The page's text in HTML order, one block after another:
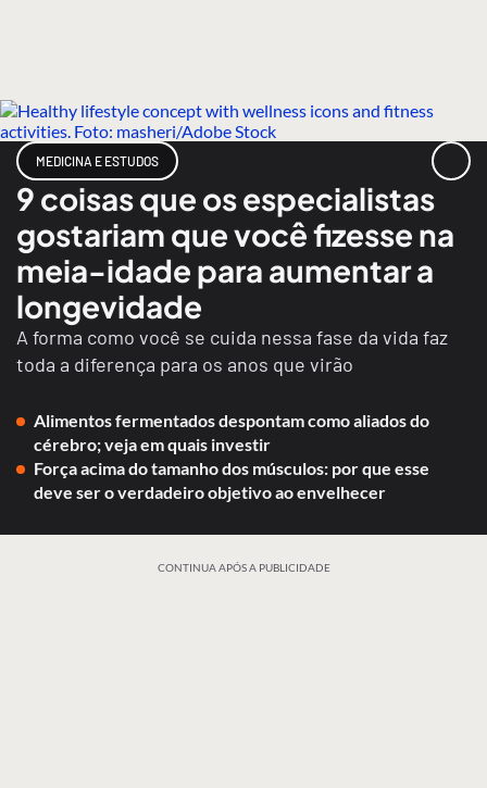
MEDICINA E ESTUDOS
9 coisas que os especialistas
gostariam que você fizesse na
meia-idade para aumentar a
longevidade
A forma como você se cuida nessa fase da vida faz
toda a diferença para os anos que virão
Alimentos fermentados despontam como aliados do
cérebro; veja em quais investir
Força acima do tamanho dos músculos: por que esse
deve ser o verdadeiro objetivo ao envelhecer
CONTINUA APÓS A PUBLICIDADE